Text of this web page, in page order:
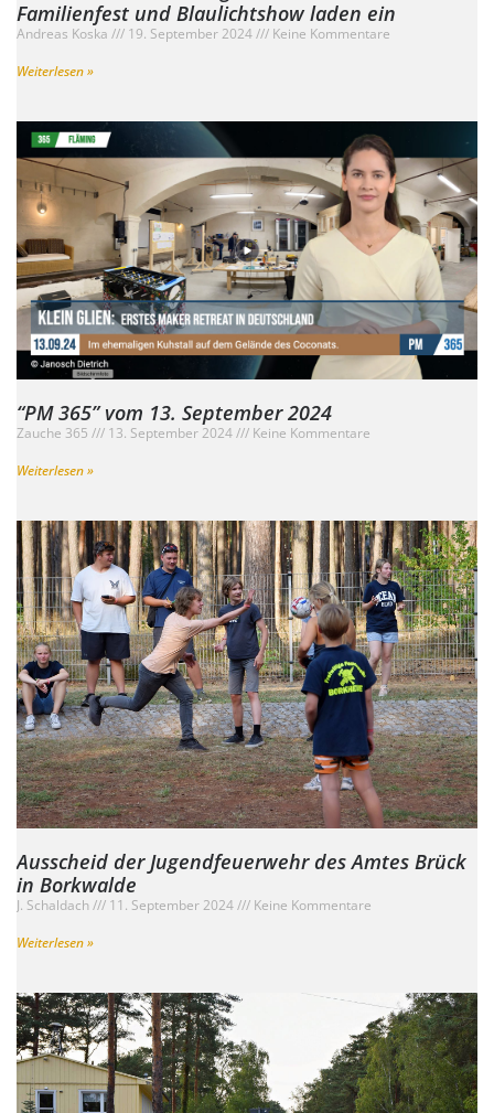
Familienfest und Blaulichtshow laden ein
Andreas Koska 19. September 2024
Keine Kommentare
Weiterlesen »
“PM 365” vom 13. September 2024
Zauche 365 13. September 2024
Keine Kommentare
Weiterlesen »
Ausscheid der Jugendfeuerwehr des Amtes Brück
in Borkwalde
J. Schaldach 11. September 2024
Keine Kommentare
Weiterlesen »